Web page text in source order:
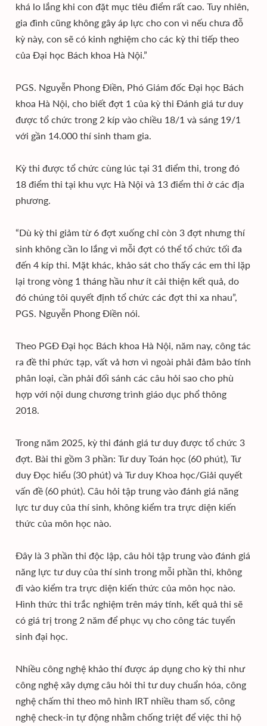
khá lo lắng khi con đặt mục tiêu điểm rất cao. Tuy nhiên,
gia đình cũng không gây áp lực cho con vì nếu chưa đỗ
kỳ này, con sẽ có kinh nghiệm cho các kỳ thi tiếp theo
của Đại học Bách khoa Hà Nội.”
PGS. Nguyễn Phong Điền, Phó Giám đốc Đại học Bách
khoa Hà Nội, cho biết đợt 1 của kỳ thi Đánh giá tư duy
được tổ chức trong 2 kíp vào chiều 18/1 và sáng 19/1
với gần 14.000 thí sinh tham gia.
Kỳ thi được tổ chức cùng lúc tại 31 điểm thi, trong đó
18 điểm thi tại khu vực Hà Nội và 13 điểm thi ở các địa
phương.
“Dù kỳ thi giảm từ 6 đợt xuống chỉ còn 3 đợt nhưng thí
sinh không cần lo lắng vì mỗi đợt có thể tổ chức tối đa
đến 4 kíp thi. Mặt khác, khảo sát cho thấy các em thi lặp
lại trong vòng 1 tháng hầu như ít cải thiện kết quả, do
đó chúng tôi quyết định tổ chức các đợt thi xa nhau”,
PGS. Nguyễn Phong Điền nói.
Theo PGĐ Đại học Bách khoa Hà Nội, năm nay, công tác
ra đề thi phức tạp, vất vả hơn vì ngoài phải đảm bảo tính
phân loại, cần phải đối sánh các câu hỏi sao cho phù
hợp với nội dung chương trình giáo dục phổ thông
2018.
Trong năm 2025, kỳ thi đánh giá tư duy được tổ chức 3
đợt. Bài thi gồm 3 phần: Tư duy Toán học (60 phút), Tư
duy Đọc hiểu (30 phút) và Tư duy Khoa học/Giải quyết
vấn đề (60 phút). Câu hỏi tập trung vào đánh giá năng
lực tư duy của thí sinh, không kiểm tra trực diện kiến
thức của môn học nào.
Đây là 3 phần thi độc lập, câu hỏi tập trung vào đánh giá
năng lực tư duy của thí sinh trong mỗi phần thi, không
đi vào kiểm tra trực diện kiến thức của môn học nào.
Hình thức thi trắc nghiệm trên máy tính, kết quả thi sẽ
có giá trị trong 2 năm để phục vụ cho công tác tuyển
sinh đại học.
Nhiều công nghệ khảo thí được áp dụng cho kỳ thi như
công nghệ xây dựng câu hỏi thi tư duy chuẩn hóa, công
nghệ chấm thi theo mô hình IRT nhiều tham số, công
nghệ check-in tự động nhằm chống triệt để việc thi hộ